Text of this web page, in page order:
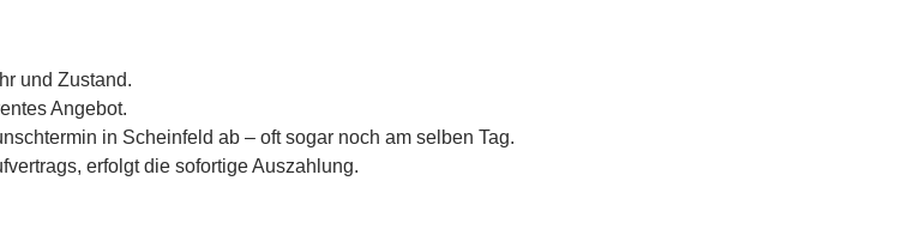
und Zustand.
Angebot.
in Scheinfeld ab – oft sogar noch am selben Tag.
erfolgt die sofortige Auszahlung.